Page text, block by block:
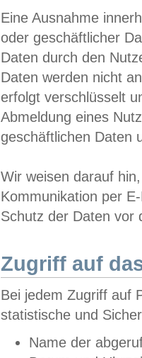
Eine Ausnahme
oder geschäftlicher
Daten durch den
Daten werden nicht
erfolgt verschlüsselt
Abmeldung eines
geschäftlichen Daten
Wir weisen darauf
Kommunikation per
Schutz der Daten vor
Zugriff auf
Bei jedem Zugriff auf
statistische und
Name der